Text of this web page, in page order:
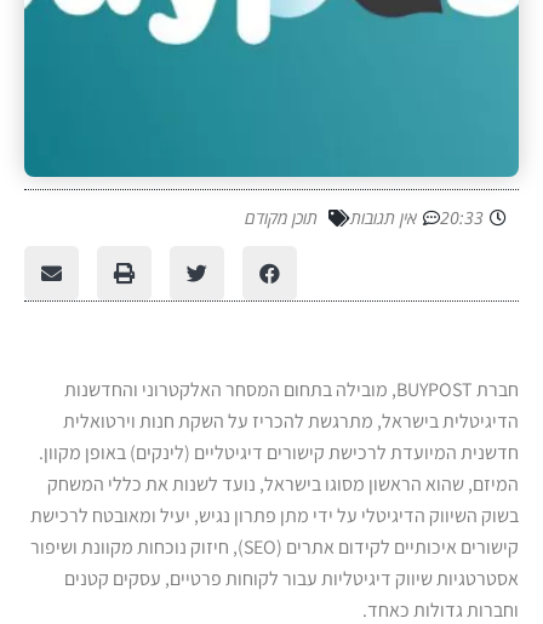
20:33 אין תגובות תוכן מקודם
חברת BUYPOST, מובילה בתחום המסחר האלקטרוני והחדשנות
הדיגיטלית בישראל, מתרגשת להכריז על השקת חנות וירטואלית
חדשנית המיועדת לרכישת קישורים דיגיטליים (לינקים) באופן מקוון.
המיזם, שהוא הראשון מסוגו בישראל, נועד לשנות את כללי המשחק
בשוק השיווק הדיגיטלי על ידי מתן פתרון נגיש, יעיל ומאובטח לרכישת
קישורים איכותיים לקידום אתרים (SEO), חיזוק נוכחות מקוונת ושיפור
אסטרטגיות שיווק דיגיטליות עבור לקוחות פרטיים, עסקים קטנים
וחברות גדולות כאחד.